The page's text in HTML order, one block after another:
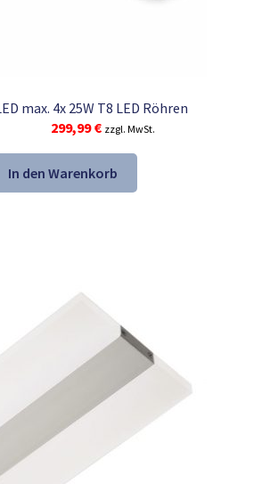
max. 4x 25W T8 LED Röhren
Ursprünglicher
war:
399,99 €
299,99€Aktueller
ist:
299,99 €.
zzgl. MwSt.
In den Warenkorb